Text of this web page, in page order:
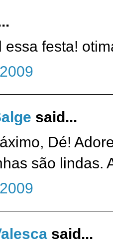
essa festa!
said...
Dé!
são lindas.
said...